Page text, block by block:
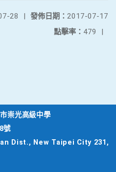
發佈日期： 2017-07-17
28
|
點擊率： 479 |
崇光高級中學
號
Dist., New Taipei City 231,